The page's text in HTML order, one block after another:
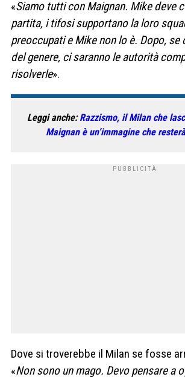
«Siamo tutti con Maignan. Mike deve
partita, i tifosi supportano la loro
preoccupati e Mike non lo è. Dopo, se
del genere, ci saranno le autorità
risolverle».
Leggi anche:Razzismo, il Milan che
Maignan è un’immagine che
Dove si troverebbe il Milan se fosse
«Non sono un mago. Devo pensare a